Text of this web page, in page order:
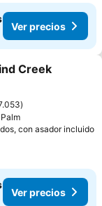
Ver precios
Creek
con asador incluido
Ver precios